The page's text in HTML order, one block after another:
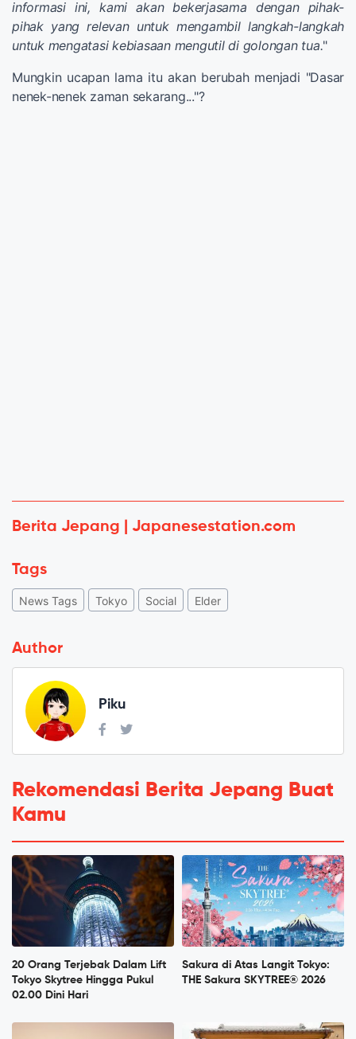
informasi ini, kami akan bekerjasama dengan pihak-
pihak yang relevan untuk mengambil langkah-langkah
untuk mengatasi kebiasaan mengutil di golongan tua."
Mungkin ucapan lama itu akan berubah menjadi "Dasar
nenek-nenek zaman sekarang..."?
Berita Jepang | Japanesestation.com
Tags
News Tags Tokyo Social Elder
Author
Piku
Rekomendasi Berita Jepang Buat
Kamu
20 Orang Terjebak Dalam Lift
Tokyo Skytree Hingga Pukul
02.00 Dini Hari
Sakura di Atas Langit Tokyo:
THE Sakura SKYTREE® 2026